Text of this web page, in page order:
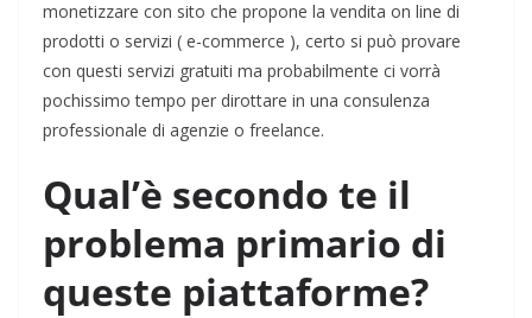
monetizzare con sito che propone la vendita on line di
prodotti o servizi ( e-commerce ), certo si può provare
con questi servizi gratuiti ma probabilmente ci vorrà
pochissimo tempo per dirottare in una consulenza
professionale di agenzie o freelance.
Qual’è secondo te il
problema primario di
queste piattaforme?